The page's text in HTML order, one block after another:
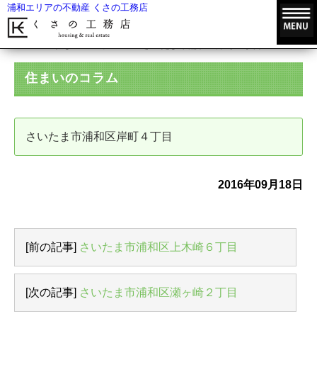
浦和エリアの不動産 くさの工務店
住まいのコラム
さいたま市浦和区岸町４丁目
2016年09月18日
[前の記事] さいたま市浦和区上木崎６丁目
[次の記事] さいたま市浦和区瀬ヶ崎２丁目